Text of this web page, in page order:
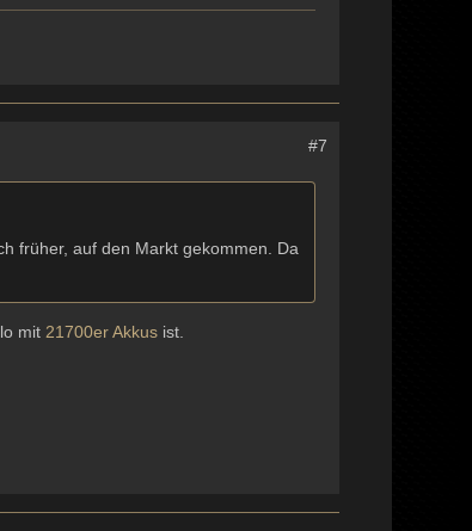
#7
früher, auf den Markt gekommen. Da
mit 21700er Akkus ist.